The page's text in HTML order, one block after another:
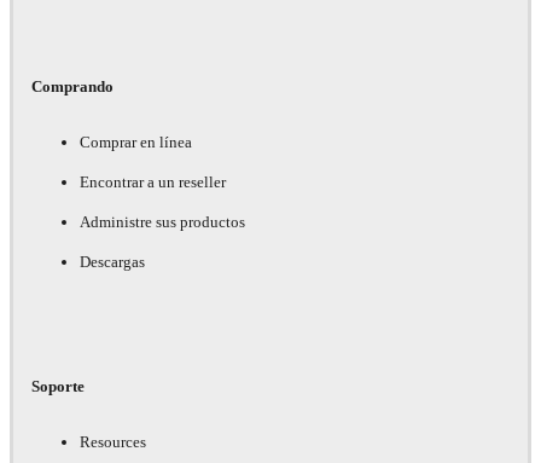
Comprando
Comprar en línea
Encontrar a un reseller
Administre sus productos
Descargas
Soporte
Resources